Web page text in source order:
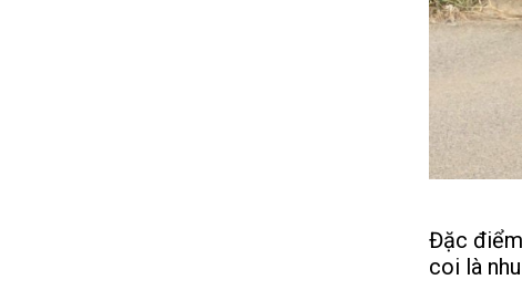
Đặc
coi là